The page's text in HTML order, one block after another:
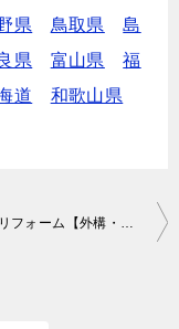
県 鳥取県
島
県 富山県
福
道 和歌山県
古河市のリフォーム【外構・リノベーションなど】で費用が安いおすすめ業者は？口コミ・評判